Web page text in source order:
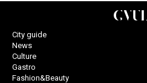
City guide
News
Culture
Gastro
Fashion&Beauty